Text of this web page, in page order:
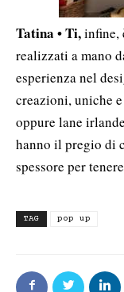
Tatina • Ti,infine,
realizzati a mano
esperienza nel
creazioni, uniche
oppure lane
hanno il pregio di
spessore per
TAG pop up